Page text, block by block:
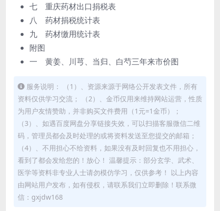
七 重庆药材出口捐税表
八 药材捐税统计表
九 药材缴用统计表
附图
一 黄姜、川芎、当归、白芍三年来市价图
服务说明： （1）、资源来源于网络公开发表文件，所有
资料仅供学习交流； （2）、金币仅用来维持网站运营，性质
为用户友情赞助，并非购买文件费用（1元=1金币）；
（3）、如遇百度网盘分享链接失效，可以扫描客服微信二维
码，管理员都会及时处理的或将资料发送至您提交的邮箱；
（4）、不用担心不给资料，如果没有及时回复也不用担心，
看到了都会发给您的！放心！ 温馨提示：部分玄学、武术、
医学等资料非专业人士请勿模仿学习，仅供参考！ 以上内容
由网站用户发布，如有侵权，请联系我们立即删除！联系微
信：gxjdw168